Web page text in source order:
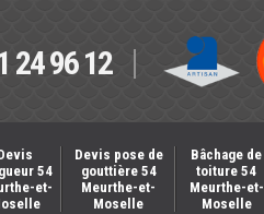
24 96 12
54
et-
Devis pose de
gouttière 54
Meurthe-et-
Moselle
Bâchage de
toiture 54
Meurthe-et-
Moselle